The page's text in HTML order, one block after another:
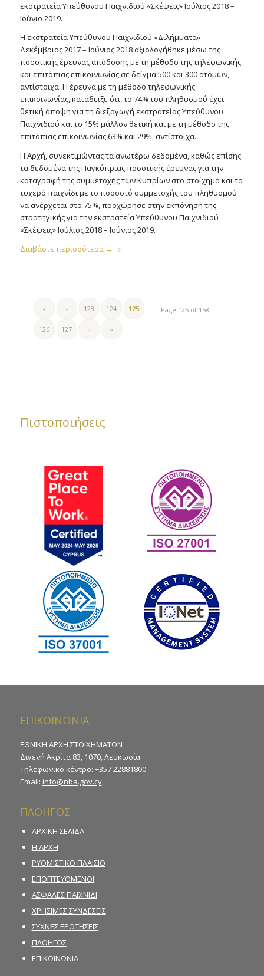
εκστρατεία Υπεύθυνου Παιχνιδιού «Σκέψεις» Ιούλιος 2018 –
Ιούνιο 2019.
Η εκστρατεία Υπεύθυνου Παιχνιδιού «Διλήμματα»
Δεκέμβριος 2017 – Ιούνιος 2018 αξιολογήθηκε μέσω της
ποσοτικής έρευνας απόδοσης με τη μέθοδο της τηλεφωνικής
και επιτόπιας επικοινωνίας σε δείγμα 500 και 300 ατόμων,
αντίστοιχα. Η έρευνα με τη μέθοδο τηλεφωνικής
επικοινωνίας, κατάδειξε ότι, το 74% του πληθυσμού έχει
θετική άποψη για τη διεξαγωγή εκστρατείας Υπεύθυνου
Παιχνιδιού και το 15% μάλλον θετική και με τη μέθοδο της
επιτόπιας επικοινωνίας 63% και 29%, αντίστοιχα.
Η Αρχή, συνεκτιμώντας τα ανωτέρω δεδομένα, καθώς επίσης
τα δεδομένα της Παγκύπριας ποσοτικής έρευνας για την
καταγραφή της συμμετοχής των Κυπρίων στο στοίχημα και το
τυχερό παιχνίδι με το ποσοστό συμμετοχής του πληθυσμού
να ανέρχεται στο 75%, προχώρησε στην εκπόνηση της
στρατηγικής για την εκστρατεία Υπεύθυνου Παιχνιδιού
«Σκέψεις» Ιούλιος 2018 – Ιούνιος 2019.
Διαβάστε περισσότερα→
Page 125 of 158
« ‹ 123 124 125
126 127 › »
Πιστοποιήσεις
ΕΠΙΚΟΙΝΩΝΙΑ
ΕΘΝΙΚΗ ΑΡΧΗ ΣΤΟΙΧΗΜΑΤΩΝ
Διγενή Ακρίτα 83, 1070, Λευκωσία
Τηλεφωνικό κέντρο: +357 22881800
Email: info@nba.gov.cy
ΠΛΟΗΓΟΣ
ΑΡΧΙΚΗ ΣΕΛΙΔΑ
Η ΑΡΧΗ
ΡΥΘΜΙΣΤΙΚΟ ΠΛΑΙΣΙΟ
ΕΠΟΠΤΕΥΟΜΕΝΟΙ
ΑΣΦΑΛΕΣ ΠΑΙΧΝΙΔΙ
ΧΡΗΣΙΜΕΣ ΣΥΝΔΕΣΕΙΣ
ΣΥΧΝΕΣ ΕΡΩΤΗΣΕΙΣ
ΠΛΟΗΓΟΣ
ΕΠΙΚΟΙΝΩΝΙΑ